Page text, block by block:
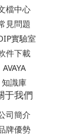
檔中心
見問題
實驗室
件下載
AVAYA
知識庫
于我們
司簡介
牌優勢